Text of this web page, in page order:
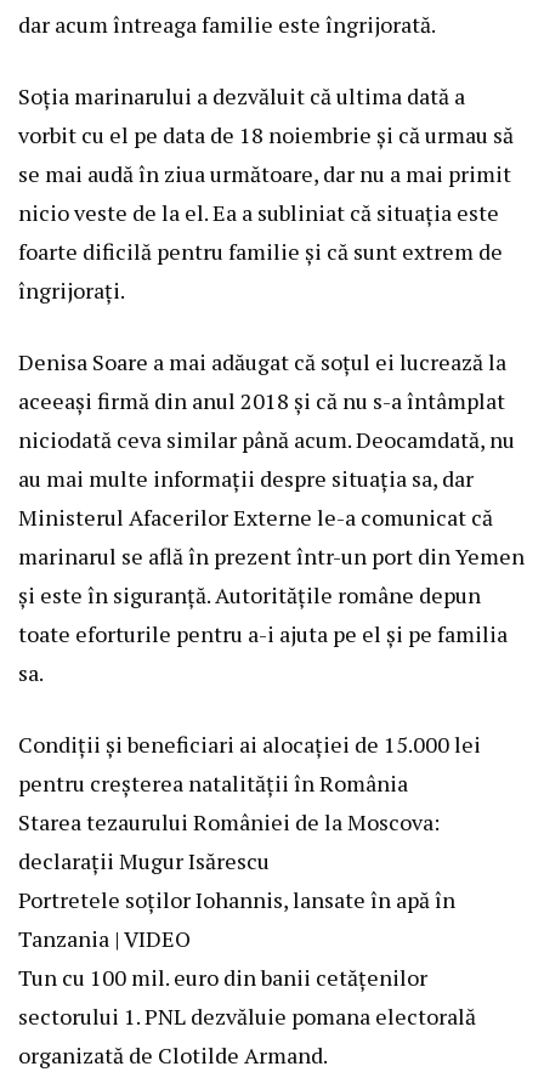
dar acum întreaga familie este îngrijorată.
Soția marinarului a dezvăluit că ultima dată a
vorbit cu el pe data de 18 noiembrie și că urmau să
se mai audă în ziua următoare, dar nu a mai primit
nicio veste de la el. Ea a subliniat că situația este
foarte dificilă pentru familie și că sunt extrem de
îngrijorați.
Denisa Soare a mai adăugat că soțul ei lucrează la
aceeași firmă din anul 2018 și că nu s-a întâmplat
niciodată ceva similar până acum. Deocamdată, nu
au mai multe informații despre situația sa, dar
Ministerul Afacerilor Externe le-a comunicat că
marinarul se află în prezent într-un port din Yemen
și este în siguranță. Autoritățile române depun
toate eforturile pentru a-i ajuta pe el și pe familia
sa.
Condiții și beneficiari ai alocației de 15.000 lei
pentru creșterea natalității în România
Starea tezaurului României de la Moscova:
declarații Mugur Isărescu
Portretele soților Iohannis, lansate în apă în
Tanzania | VIDEO
Tun cu 100 mil. euro din banii cetățenilor
sectorului 1. PNL dezvăluie pomana electorală
organizată de Clotilde Armand.